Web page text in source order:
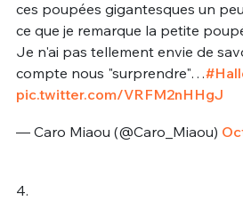
ces poupées gigantesques un
ce que je remarque la petite
Je n'ai pas tellement envie de
compte nous "surprendre"…
pic.twitter.com/VRFM2nHHgJ
— Caro Miaou (@Caro_Miaou)
4.